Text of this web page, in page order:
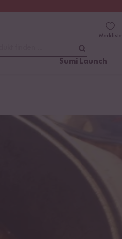
Merkliste
Sumi Launch